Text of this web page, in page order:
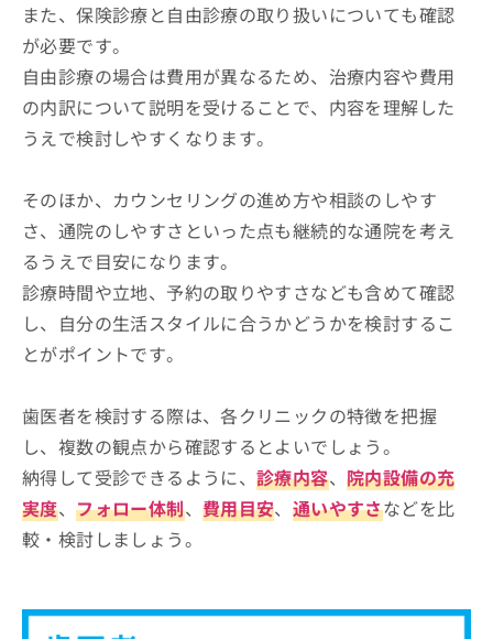
また、保険診療と自由診療の取り扱いについても確認
が必要です。
自由診療の場合は費用が異なるため、治療内容や費用
の内訳について説明を受けることで、内容を理解した
うえで検討しやすくなります。
そのほか、カウンセリングの進め方や相談のしやす
さ、通院のしやすさといった点も継続的な通院を考え
るうえで目安になります。
診療時間や立地、予約の取りやすさなども含めて確認
し、自分の生活スタイルに合うかどうかを検討するこ
とがポイントです。
歯医者を検討する際は、各クリニックの特徴を把握
し、複数の観点から確認するとよいでしょう。
納得して受診できるように、診療内容、院内設備の充
実度、フォロー体制、 費用目安、 通いやすさなどを比
較・検討しましょう。